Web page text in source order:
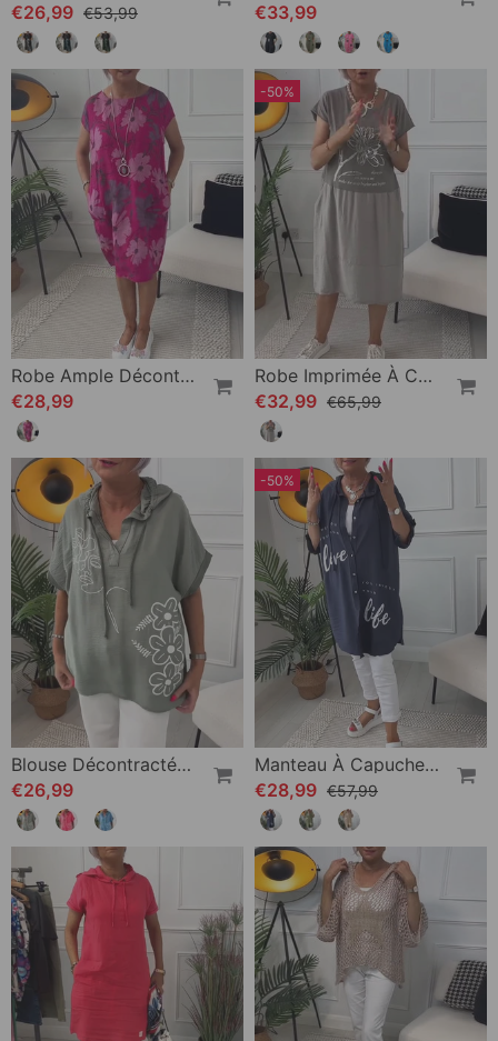
€26,99 €53,99
€33,99
Robe Ample Décontractée À Imprimé Floral Et Poches À Manches Courtes
€28,99
-50%
Robe Imprimée À Col Rond Et Manches Courtes
€32,99 €65,99
Blouse Décontractée À Capuche Et Manches Courtes À Imprimé Floral
€26,99
-50%
Manteau À Capuche Boutonné Imprimé Lettre
€28,99 €57,99